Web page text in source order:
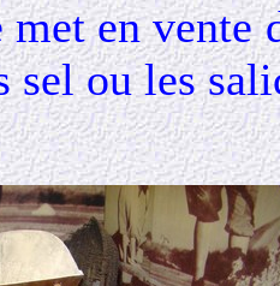
met en
sel ou les